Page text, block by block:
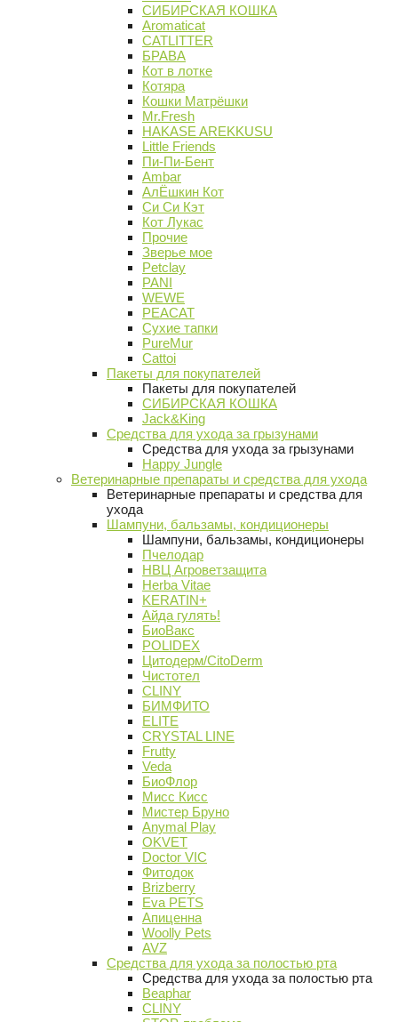
СИБИРСКАЯ КОШКА
Aromaticat
CATLITTER
БРАВА
Кот в лотке
Котяра
Кошки Матрёшки
Mr.Fresh
HAKASE AREKKUSU
Little Friends
Пи-Пи-Бент
Ambar
АлЁшкин Кот
Си Си Кэт
Кот Лукас
Прочие
Зверье мое
Petclay
PANI
WEWE
PEACAT
Сухие тапки
PureMur
Cattoi
Пакеты для покупателей
Пакеты для покупателей
СИБИРСКАЯ КОШКА
Jack&King
Средства для ухода за грызунами
Средства для ухода за грызунами
Happy Jungle
Ветеринарные препараты и средства для ухода
Ветеринарные препараты и средства для
ухода
Шампуни, бальзамы, кондиционеры
Шампуни, бальзамы, кондиционеры
Пчелодар
НВЦ Агроветзащита
Herba Vitae
KERATIN+
Айда гулять!
БиоВакс
POLIDEX
Цитодерм/CitoDerm
Чистотел
CLINY
БИМФИТО
ELITE
CRYSTAL LINE
Frutty
Veda
БиоФлор
Мисс Кисс
Мистер Бруно
Anymal Play
OKVET
Doctor VIC
Фитодок
Brizberry
Eva PETS
Апиценна
Woolly Pets
AVZ
Средства для ухода за полостью рта
Средства для ухода за полостью рта
Beaphar
CLINY